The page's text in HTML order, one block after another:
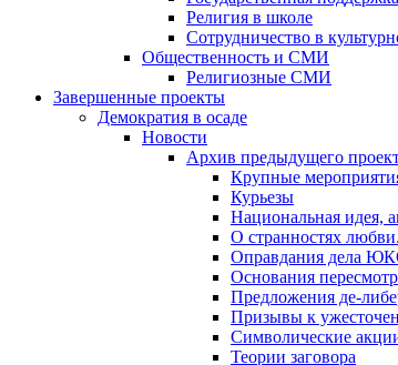
Религия в школе
Сотрудничество в
Общественность и СМИ
Религиозные СМИ
Завершенные проекты
Демократия в осаде
Новости
Архив предыдущего
Крупные
Курьезы
Национальная идея,
О странностях
Оправдания дела
Основания
Предложения де-
Призывы к
Символические
Теории заговора